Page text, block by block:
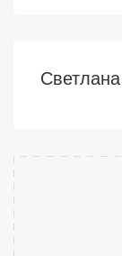
Светлана